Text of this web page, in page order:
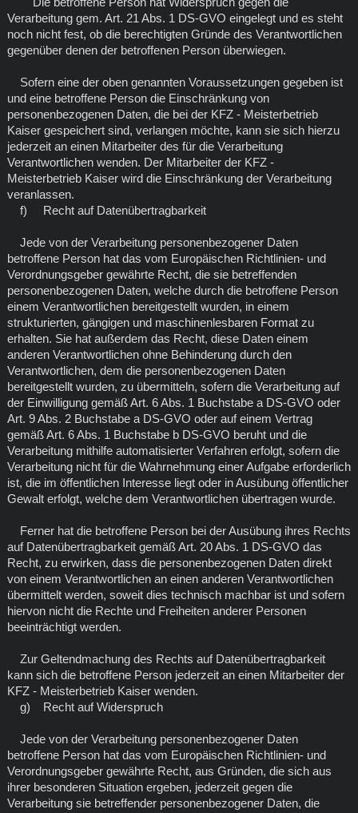
Verarbeitung gem. Art. 21 Abs. 1 DS-GVO eingelegt und es steht
noch nicht fest, ob die berechtigten Gründe des Verantwortlichen
gegenüber denen der betroffenen Person überwiegen.
Sofern eine der oben genannten Voraussetzungen gegeben ist
und eine betroffene Person die Einschränkung von
personenbezogenen Daten, die bei der KFZ - Meisterbetrieb
Kaiser gespeichert sind, verlangen möchte, kann sie sich hierzu
jederzeit an einen Mitarbeiter des für die Verarbeitung
Verantwortlichen wenden. Der Mitarbeiter der KFZ -
Meisterbetrieb Kaiser wird die Einschränkung der Verarbeitung
veranlassen.
f) Recht auf Datenübertragbarkeit
Jede von der Verarbeitung personenbezogener Daten
betroffene Person hat das vom Europäischen Richtlinien- und
Verordnungsgeber gewährte Recht, die sie betreffenden
personenbezogenen Daten, welche durch die betroffene Person
einem Verantwortlichen bereitgestellt wurden, in einem
strukturierten, gängigen und maschinenlesbaren Format zu
erhalten. Sie hat außerdem das Recht, diese Daten einem
anderen Verantwortlichen ohne Behinderung durch den
Verantwortlichen, dem die personenbezogenen Daten
bereitgestellt wurden, zu übermitteln, sofern die Verarbeitung auf
der Einwilligung gemäß Art. 6 Abs. 1 Buchstabe a DS-GVO oder
Art. 9 Abs. 2 Buchstabe a DS-GVO oder auf einem Vertrag
gemäß Art. 6 Abs. 1 Buchstabe b DS-GVO beruht und die
Verarbeitung mithilfe automatisierter Verfahren erfolgt, sofern die
Verarbeitung nicht für die Wahrnehmung einer Aufgabe erforderlich
ist, die im öffentlichen Interesse liegt oder in Ausübung öffentlicher
Gewalt erfolgt, welche dem Verantwortlichen übertragen wurde.
Ferner hat die betroffene Person bei der Ausübung ihres Rechts
auf Datenübertragbarkeit gemäß Art. 20 Abs. 1 DS-GVO das
Recht, zu erwirken, dass die personenbezogenen Daten direkt
von einem Verantwortlichen an einen anderen Verantwortlichen
übermittelt werden, soweit dies technisch machbar ist und sofern
hiervon nicht die Rechte und Freiheiten anderer Personen
beeinträchtigt werden.
Zur Geltendmachung des Rechts auf Datenübertragbarkeit
kann sich die betroffene Person jederzeit an einen Mitarbeiter der
KFZ - Meisterbetrieb Kaiser wenden.
g) Recht auf Widerspruch
Jede von der Verarbeitung personenbezogener Daten
betroffene Person hat das vom Europäischen Richtlinien- und
Verordnungsgeber gewährte Recht, aus Gründen, die sich aus
ihrer besonderen Situation ergeben, jederzeit gegen die
Verarbeitung sie betreffender personenbezogener Daten, die